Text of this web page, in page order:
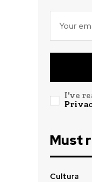
I've
Must
Cultura